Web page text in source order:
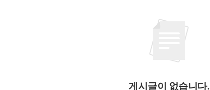
게시글이 없습니다.